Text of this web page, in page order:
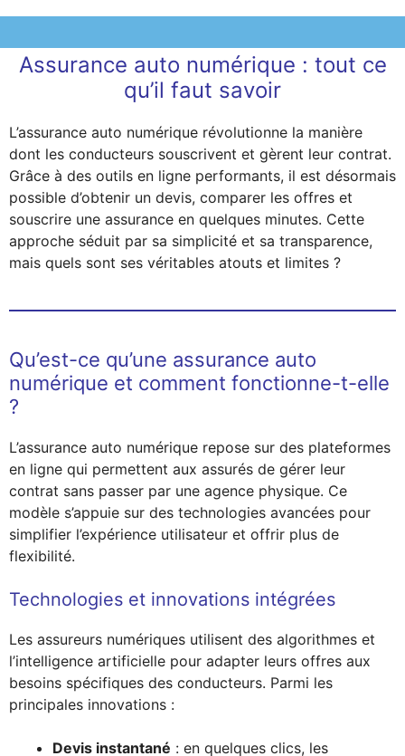
Assurance auto numérique : tout ce
qu’il faut savoir
L’assurance auto numérique révolutionne la manière
dont les conducteurs souscrivent et gèrent leur contrat.
Grâce à des outils en ligne performants, il est désormais
possible d’obtenir un devis, comparer les offres et
souscrire une assurance en quelques minutes. Cette
approche séduit par sa simplicité et sa transparence,
mais quels sont ses véritables atouts et limites ?
Qu’est-ce qu’une assurance auto
numérique et comment fonctionne-t-elle
?
L’assurance auto numérique repose sur des plateformes
en ligne qui permettent aux assurés de gérer leur
contrat sans passer par une agence physique. Ce
modèle s’appuie sur des technologies avancées pour
simplifier l’expérience utilisateur et offrir plus de
flexibilité.
Technologies et innovations intégrées
Les assureurs numériques utilisent des algorithmes et
l’intelligence artificielle pour adapter leurs offres aux
besoins spécifiques des conducteurs. Parmi les
principales innovations :
Devis instantané : en quelques clics, les